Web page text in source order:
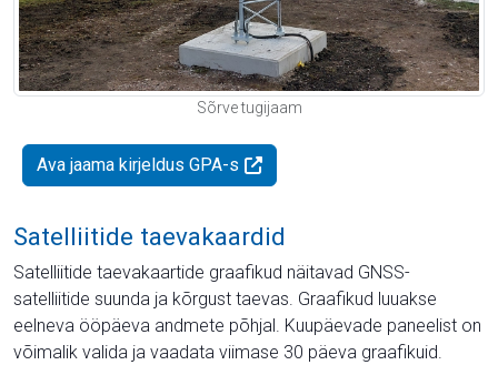
Sõrve tugijaam
Ava jaama kirjeldus GPA-s
Satelliitide taevakaardid
Satelliitide taevakaartide graafikud näitavad GNSS-
satelliitide suunda ja kõrgust taevas. Graafikud luuakse
eelneva ööpäeva andmete põhjal. Kuupäevade paneelist on
võimalik valida ja vaadata viimase 30 päeva graafikuid.